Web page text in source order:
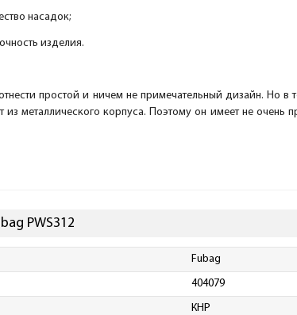
насадок;
изделия.
простой и ничем не примечательный дизайн. Но
из металлического корпуса. Поэтому он имеет не
PWS312
Fubag
404079
КНР